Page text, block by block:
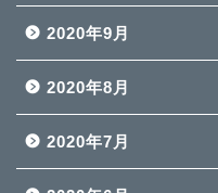
2020年9月
2020年8月
2020年7月